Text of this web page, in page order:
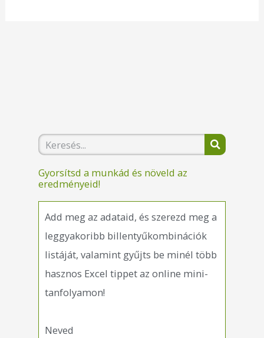
K
r
e
Gyorsítsd a munkád és növeld az
eredményeid!
Add meg az adataid, és szerezd meg a
leggyakoribb billentyűkombinációk
listáját, valamint gyűjts be minél több
hasznos Excel tippet az online mini-
tanfolyamon!
Neved